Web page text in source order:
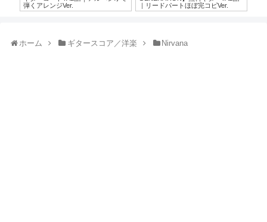
弾くアレンジVer.
｜リードパートほぼ完コピVer.
ホーム ギタースコア／洋楽 Nirvana